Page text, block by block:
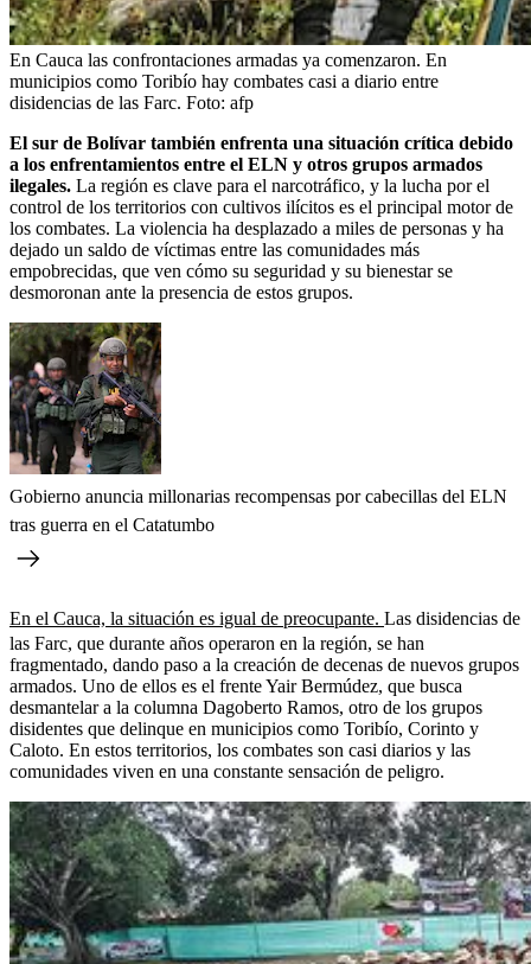
En Cauca las confrontaciones armadas ya comenzaron. En
municipios como Toribío hay combates casi a diario entre
disidencias de las Farc. Foto: afp
El sur de Bolívar también enfrenta una situación crítica debido
a los enfrentamientos entre el ELN y otros grupos armados
ilegales. La región es clave para el narcotráfico, y la lucha por el
control de los territorios con cultivos ilícitos es el principal motor de
los combates. La violencia ha desplazado a miles de personas y ha
dejado un saldo de víctimas entre las comunidades más
empobrecidas, que ven cómo su seguridad y su bienestar se
desmoronan ante la presencia de estos grupos.
Gobierno anuncia millonarias recompensas por cabecillas del ELN
tras guerra en el Catatumbo
En el Cauca, la situación es igual de preocupante. Las disidencias de
las Farc, que durante años operaron en la región, se han
fragmentado, dando paso a la creación de decenas de nuevos grupos
armados. Uno de ellos es el frente Yair Bermúdez, que busca
desmantelar a la columna Dagoberto Ramos, otro de los grupos
disidentes que delinque en municipios como Toribío, Corinto y
Caloto. En estos territorios, los combates son casi diarios y las
comunidades viven en una constante sensación de peligro.